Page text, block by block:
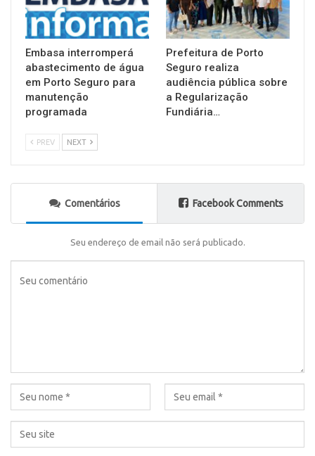
Embasa interromperá
abastecimento de água
em Porto Seguro para
manutenção
programada
Prefeitura de Porto
Seguro realiza
audiência pública sobre
a Regularização
Fundiária…
PREV NEXT
Comentários Facebook Comments
Seu endereço de email não será publicado.